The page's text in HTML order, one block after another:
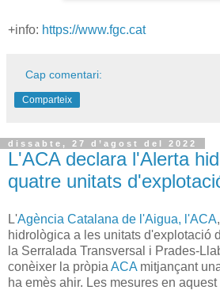
+info: https://www.fgc.cat
Cap comentari:
Comparteix
dissabte, 27 d’agost del 2022
L'ACA declara l'Alerta
quatre unitats
L'Agència Catalana de l'Aigua, l'ACA
hidrològica a les unitats d'explotació
la Serralada Transversal i Prades-
conèixer la pròpia ACA mitjançant
ha emès ahir. Les mesures en